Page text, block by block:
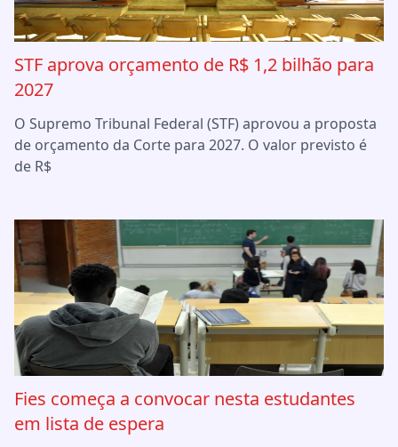
STF aprova orçamento de R$ 1,2 bilhão para
2027
O Supremo Tribunal Federal (STF) aprovou a proposta
de orçamento da Corte para 2027. O valor previsto é
de R$
Fies começa a convocar nesta estudantes
em lista de espera